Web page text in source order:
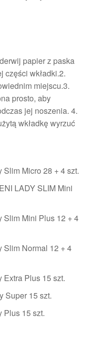
papier z paska
części wkładki.2.
miejscu.3.
prosto, aby
jej noszenia. 4.
wkładkę wyrzuć
Micro 28 + 4 szt.
LADY SLIM Mini
Slim Mini Plus 12 + 4
Slim Normal 12 + 4
Extra Plus 15 szt.
Super 15 szt.
Plus 15 szt.